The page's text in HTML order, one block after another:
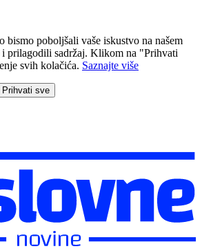
bismo poboljšali vaše iskustvo na našem
i prilagodili sadržaj. Klikom na "Prihvati
svih kolačića. Saznajte više
Prihvati sve